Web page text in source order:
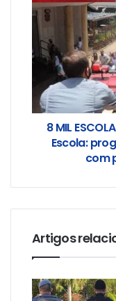
8 MIL
Escola:
com
Artigos